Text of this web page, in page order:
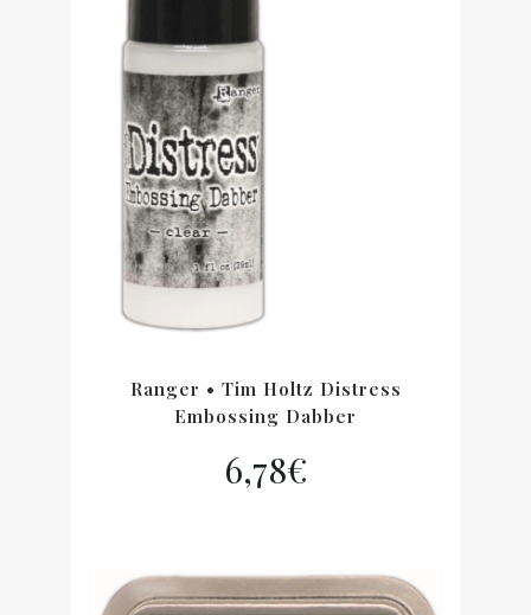
Ranger • Tim Holtz Distress
Embossing Dabber
6,78€